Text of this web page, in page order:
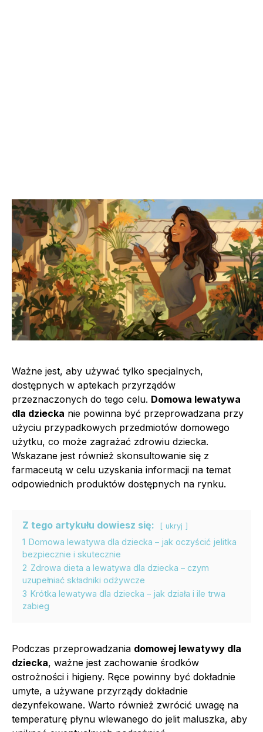
Ważne jest, aby używać tylko specjalnych,
dostępnych w aptekach przyrządów
przeznaczonych do tego celu. Domowa lewatywa
dla dziecka nie powinna być przeprowadzana przy
użyciu przypadkowych przedmiotów domowego
użytku, co może zagrażać zdrowiu dziecka.
Wskazane jest również skonsultowanie się z
farmaceutą w celu uzyskania informacji na temat
odpowiednich produktów dostępnych na rynku.
Z tego artykułu dowiesz się: ukryj
1 Domowa lewatywa dla dziecka – jak oczyścić jelitka
bezpiecznie i skutecznie
2 Zdrowa dieta a lewatywa dla dziecka – czym
uzupełniać składniki odżywcze
3 Krótka lewatywa dla dziecka – jak działa i ile trwa
zabieg
Podczas przeprowadzania domowej lewatywy dla
dziecka, ważne jest zachowanie środków
ostrożności i higieny. Ręce powinny być dokładnie
umyte, a używane przyrządy dokładnie
dezynfekowane. Warto również zwrócić uwagę na
temperaturę płynu wlewanego do jelit maluszka, aby